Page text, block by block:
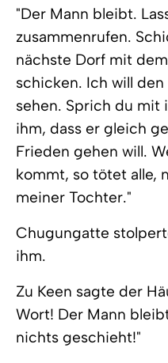
"Der Mann bleibt.
zusammenrufen.
nächste Dorf mit
schicken. Ich will
sehen. Sprich du mit
ihm, dass er gleich
Frieden gehen will.
kommt, so tötet alle,
meiner Tochter."
Chugungatte
ihm.
Zu Keen sagte der
Wort! Der Mann
nichts geschieht!"